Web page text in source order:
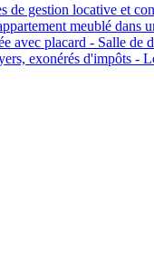
gestion locative et
meublé dans
avec placard - Salle
exonérés d'impôts -